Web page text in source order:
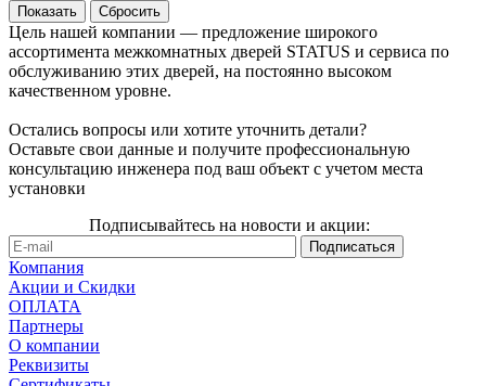
Сбросить
Цель нашей компании — предложение широкого
ассортимента межкомнатных дверей STATUS и сервиса по
обслуживанию этих дверей, на постоянно высоком
качественном уровне.
Остались вопросы или хотите уточнить детали?
Оставьте свои данные и получите профессиональную
консультацию инженера под ваш объект с учетом места
установки
Подписывайтесь на новости и акции:
Компания
Акции и Скидки
ОПЛАТА
Партнеры
О компании
Реквизиты